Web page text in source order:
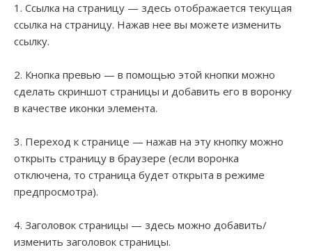
1. Ссылка на страницу — здесь отображается текущая
ссылка на страницу. Нажав нее вы можете изменить
ссылку.
2. Кнопка превью — в помощью этой кнопки можно
сделать скриншот страницы и добавить его в воронку
в качестве иконки элемента.
3. Переход к странице — нажав на эту кнопку можно
открыть страницу в браузере (если воронка
отключена, то страница будет открыта в режиме
предпросмотра).
4. Заголовок страницы — здесь можно добавить/
изменить заголовок страницы.